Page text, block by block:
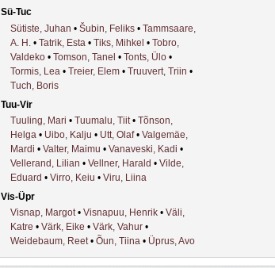
Sü-Tuc
Sütiste, Juhan • Šubin, Feliks • Tammsaare,
A. H. • Tatrik, Esta • Tiks, Mihkel • Tobro,
Valdeko • Tomson, Tanel • Tonts, Ülo •
Tormis, Lea • Treier, Elem • Truuvert, Triin •
Tuch, Boris
Tuu-Vir
Tuuling, Mari • Tuumalu, Tiit• Tõnson,
Helga • Uibo, Kalju • Utt, Olaf• Valgemäe,
Mardi • Valter, Maimu • Vanaveski, Kadi •
Vellerand, Lilian • Vellner, Harald • Vilde,
Eduard • Virro, Keiu • Viru, Liina
Vis-Üpr
Visnap, Margot• Visnapuu, Henrik • Väli,
Katre • Värk, Eike • Värk, Vahur •
Weidebaum, Reet• Õun, Tiina • Üprus, Avo